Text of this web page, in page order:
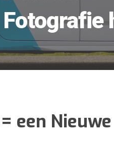
een Nieuwe